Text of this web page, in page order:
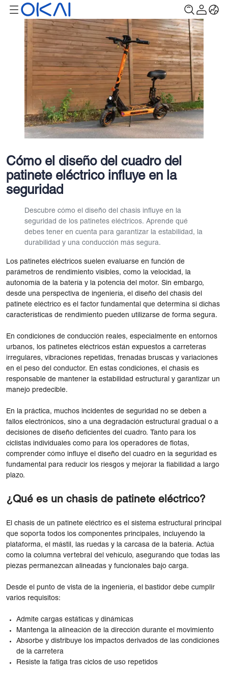
Cómo el diseño del cuadro del
patinete eléctrico influye en la
seguridad
Descubre cómo el diseño del chasis influye en la
seguridad de los patinetes eléctricos. Aprende qué
debes tener en cuenta para garantizar la estabilidad, la
durabilidad y una conducción más segura.
Los patinetes eléctricos suelen evaluarse en función de
parámetros de rendimiento visibles, como la velocidad, la
autonomía de la batería y la potencia del motor. Sin embargo,
desde una perspectiva de ingeniería, el diseño del chasis del
patinete eléctrico es el factor fundamental que determina si dichas
características de rendimiento pueden utilizarse de forma segura.
En condiciones de conducción reales, especialmente en entornos
urbanos, los patinetes eléctricos están expuestos a carreteras
irregulares, vibraciones repetidas, frenadas bruscas y variaciones
en el peso del conductor. En estas condiciones, el chasis es
responsable de mantener la estabilidad estructural y garantizar un
manejo predecible.
En la práctica, muchos incidentes de seguridad no se deben a
fallos electrónicos, sino a una degradación estructural gradual o a
decisiones de diseño deficientes del cuadro. Tanto para los
ciclistas individuales como para los operadores de flotas,
comprender cómo influye el diseño del cuadro en la seguridad es
fundamental para reducir los riesgos y mejorar la fiabilidad a largo
plazo.
¿Qué es un chasis de patinete eléctrico?
El chasis de un patinete eléctrico es el sistema estructural principal
que soporta todos los componentes principales, incluyendo la
plataforma, el mástil, las ruedas y la carcasa de la batería. Actúa
como la columna vertebral del vehículo, asegurando que todas las
piezas permanezcan alineadas y funcionales bajo carga.
Desde el punto de vista de la ingeniería, el bastidor debe cumplir
varios requisitos:
Admite cargas estáticas y dinámicas
Mantenga la alineación de la dirección durante el movimiento
Absorbe y distribuye los impactos derivados de las condiciones
de la carretera
Resiste la fatiga tras ciclos de uso repetidos